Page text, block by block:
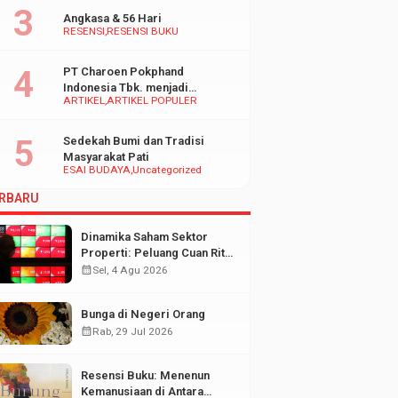
RESENSI RESENSI BUKU
Angkasa & 56 Hari
ARTIKELARTIKEL POPULER
PT Charoen Pokphand
Indonesia Tbk. menjadi
inspirasi Bagi UMKM di
ESAI BUDAYAUncategorized
Sedekah Bumi dan Tradisi
Masyarakat Pati
Dinamika Saham Sektor
Properti: Peluang Cuan Ritel
di Tengah Fluktuasi Pasar
calendar_monthSel, 4 Agu 2026
Bunga di Negeri Orang
calendar_monthRab, 29 Jul 2026
Resensi Buku: Menenun
Kemanusiaan di Antara